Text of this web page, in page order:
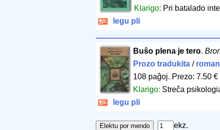
Klarigo: Pri batalado
legu pli
Buŝo plena je tero.
Prozo tradukita /
108 paĝoj. Prezo: 7.50 €
Klarigo: Streĉa
legu pli
ekz.